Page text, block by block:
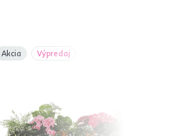
Akcia Výpredaj